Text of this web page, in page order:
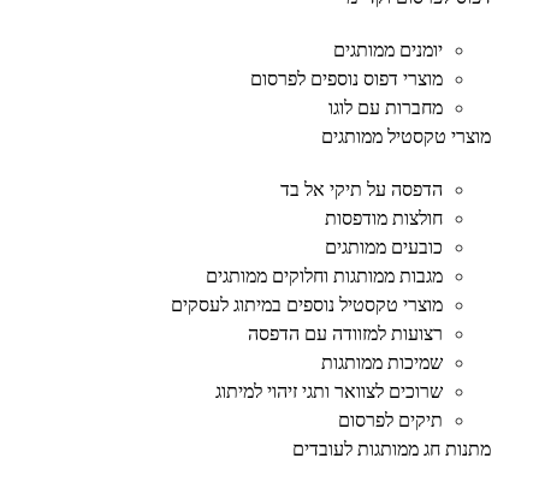
יומנים ממותגים
מוצרי דפוס נוספים לפרסום
מחברות עם לוגו
מוצרי טקסטיל ממותגים
הדפסה על תיקי אל בד
חולצות מודפסות
כובעים ממותגים
מגבות ממותגות וחלוקים ממותגים
מוצרי טקסטיל נוספים במיתוג לעסקים
רצועות למזוודה עם הדפסה
שמיכות ממותגות
שרוכים לצוואר ותגי זיהוי למיתוג
תיקים לפרסום
מתנות חג ממותגות לעובדים